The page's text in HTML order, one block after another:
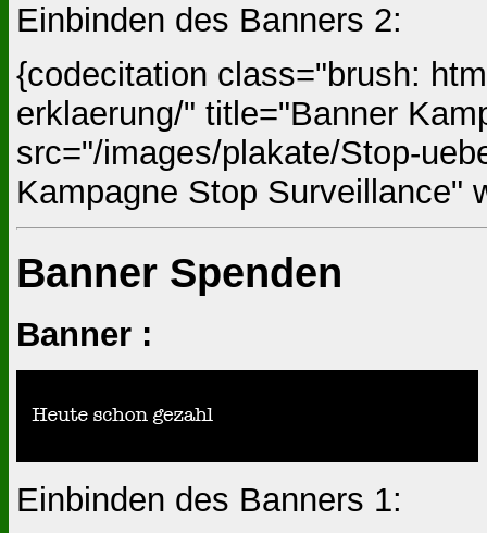
Einbinden des Banners 2:
{codecitation class="brush:
erklaerung/" title="Banner
src="/images/plakate/Stop-
Kampagne Stop Surveillance"
Banner Spenden
Banner :
Einbinden des Banners 1: